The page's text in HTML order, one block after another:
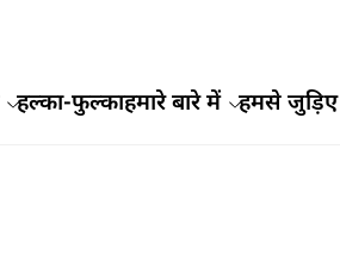
हल्का-फुल्काहमारे बारे में हमसे जुड़िए